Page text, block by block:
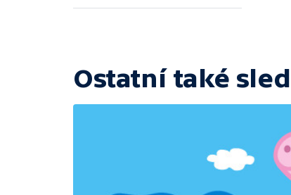
Ostatní také